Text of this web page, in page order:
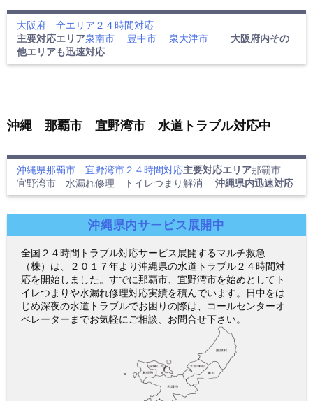
大阪府 全エリア２４時間対応
主要対応エリア泉南市 豊中市 泉大津市
大阪府内その
他エリアも迅速対応
沖縄 那覇市 宜野湾市 水道トラブル対応中
沖縄県那覇市 宜野湾市２４時間対応主要対応エリア那覇市
宜野湾市 水漏れ修理 トイレつまり解消 沖縄県内迅速対応
沖縄県内サービス展開中
全国２４時間トラブル対応サービス展開するマルチ救急
（株）は、２０１７年より沖縄県の水道トラブル２４時間対
応を開始しました。すでに那覇市、宜野湾市を始めとしてト
イレつまりや水漏れ修理対応実績を積んでいます。日中をは
じめ深夜の水道トラブルでお困りの際は、コールセンターオ
ペレーターまでお気軽にご相談、お問合せ下さい。